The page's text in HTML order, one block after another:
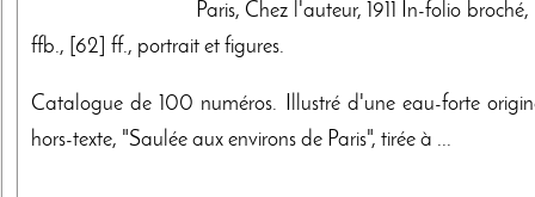
Paris, Chez l'auteur, 1911 In-folio
ffb., [62] ff., portrait et figures.
Catalogue de 100 numéros. Illustré d'une eau-forte
hors-texte, "Saulée aux environs de Paris", tirée à ...